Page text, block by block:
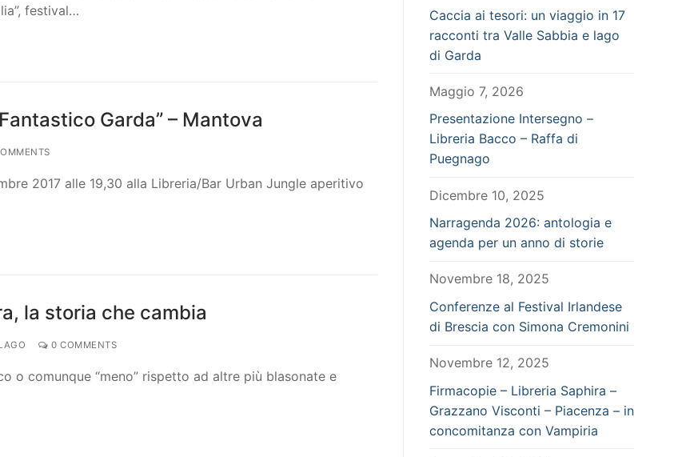
festival…
Garda” – Mantova
2017 alle 19,30 alla Libreria/Bar Urban Jungle aperitivo
la storia che cambia
0 COMMENTS
o comunque “meno” rispetto ad altre più blasonate e
Caccia ai tesori: un viaggio in 17
racconti tra Valle Sabbia e lago
di Garda
Maggio 7, 2026
Presentazione Intersegno –
Libreria Bacco – Raffa di
Puegnago
Dicembre 10, 2025
Narragenda 2026: antologia e
agenda per un anno di storie
Novembre 18, 2025
Conferenze al Festival Irlandese
di Brescia con Simona Cremonini
Novembre 12, 2025
Firmacopie – Libreria Saphira –
Grazzano Visconti – Piacenza – in
concomitanza con Vampiria